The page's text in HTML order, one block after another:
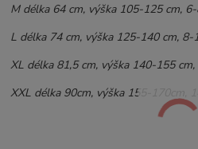
M délka 64 cm, výška 105-125 cm,
L délka 74 cm, výška 125-140 cm, 8-
XL délka 81,5 cm, výška 140-155
XXL délka 90cm, výška 155-170cm,